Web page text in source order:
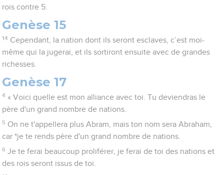
rois contre 5.
Genèse 15
14 Cependant, la nation dont ils seront esclaves, c’est moi-
même qui la jugerai, et ils sortiront ensuite avec de grandes
richesses.
Genèse 17
4 « Voici quelle est mon alliance avec toi. Tu deviendras le
père d'un grand nombre de nations.
5 On ne t'appellera plus Abram, mais ton nom sera Abraham,
car *je te rends père d'un grand nombre de nations.
6 Je te ferai beaucoup proliférer, je ferai de toi des nations et
des rois seront issus de toi.